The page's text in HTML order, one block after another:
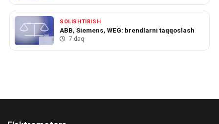
SOLISHTIRISH
ABB, Siemens, WEG: brendlarni taqqoslash
7 daq